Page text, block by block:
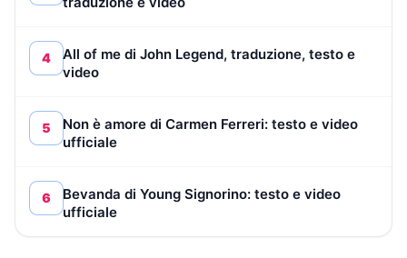
4
All of me di John Legend, traduzione, testo e
video
5
Non è amore di Carmen Ferreri: testo e video
ufficiale
6
Bevanda di Young Signorino: testo e video
ufficiale